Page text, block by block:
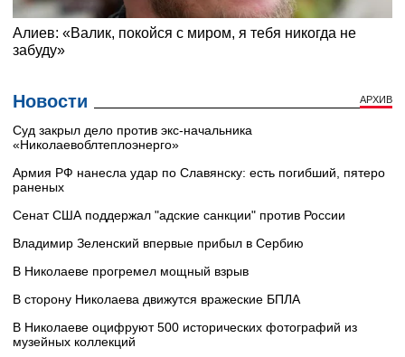
Новости АРХИВ
Суд закрыл дело против экс-начальника
«Николаевоблтеплоэнерго»
Армия РФ нанесла удар по Славянску: есть погибший, пятеро
раненых
Сенат США поддержал "адские санкции" против России
Владимир Зеленский впервые прибыл в Сербию
В Николаеве прогремел мощный взрыв
В сторону Николаева движутся вражеские БПЛА
В Николаеве оцифруют 500 исторических фотографий из
музейных коллекций